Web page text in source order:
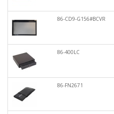
86-CD9-G156#BCVR
86-400LC
86-FN2671